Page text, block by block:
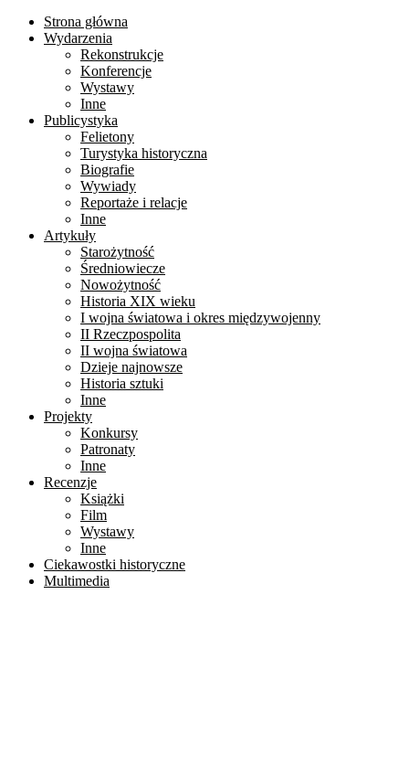
Strona główna
Wydarzenia
Rekonstrukcje
Konferencje
Wystawy
Inne
Publicystyka
Felietony
Turystyka historyczna
Biografie
Wywiady
Reportaże i relacje
Inne
Artykuły
Starożytność
Średniowiecze
Nowożytność
Historia XIX wieku
I wojna światowa i okres międzywojenny
II Rzeczpospolita
II wojna światowa
Dzieje najnowsze
Historia sztuki
Inne
Projekty
Konkursy
Patronaty
Inne
Recenzje
Książki
Film
Wystawy
Inne
Ciekawostki historyczne
Multimedia